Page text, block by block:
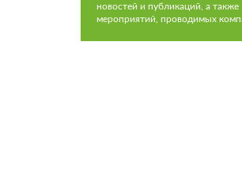
новостей и публикаций, а также
мероприятий, проводимых